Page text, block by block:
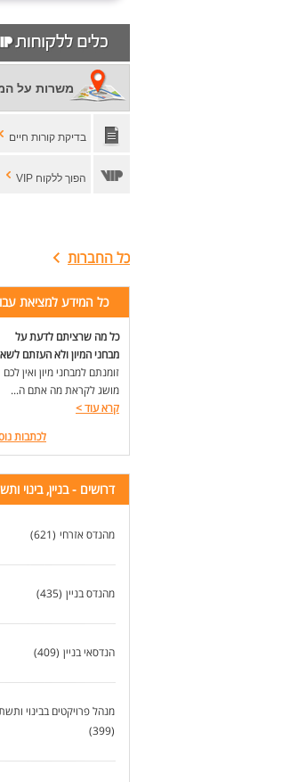
משרות על
בדיקת קורות חיים
הפוך ללקוח VIP
כל החברות
כל המידע למציאת
כל מה שרציתם לדעת על
מבחני המיון ולא העזתם
זומנתם למבחני מיון ואין לכם
מושג לקראת מה אתם ה...
קרא עוד>
לכתבות
דרושים - בניין, בינוי
מהנדס אזרחי (621)
מהנדס בניין (435)
הנדסאי בניין (409)
מנהל פרויקטים בבינוי
(399)